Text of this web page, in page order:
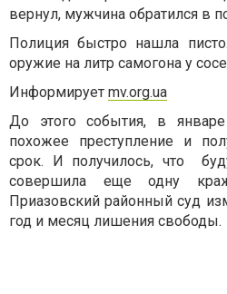
вернул, мужчина обратился в
Полиция быстро нашла
оружие на литр самогона у
Информирует mv.org.ua
До этого события, в
похожее преступление и
срок. И получилось, что
совершила еще одну
Приазовский районный суд
год и месяц